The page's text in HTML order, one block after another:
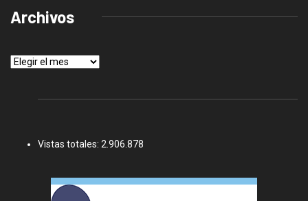
Archivos
Archivos
Vistas totales: 2.906.878